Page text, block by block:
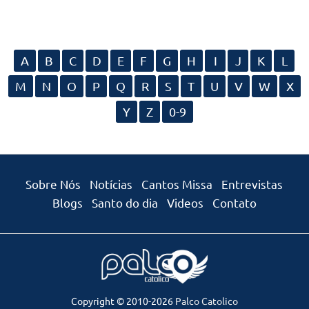
A B C D E F G H I J K
L
M
N O P Q R S T U V W
X
Y
Z 0-9
Sobre Nós Notícias Cantos Missa
Entrevistas
Blogs
Santo do dia Videos Contato
Copyright © 2010-2026 Palco Catolico